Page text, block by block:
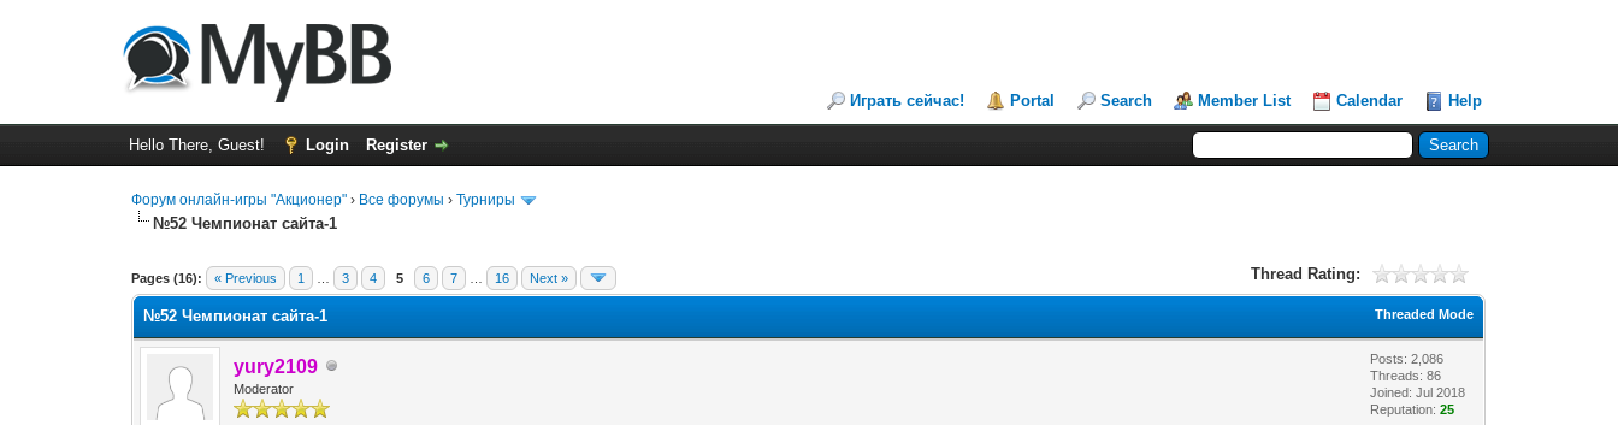
Играть сейчас! Portal Search Member List Calendar Help
Hello There, Guest! Login Register
Форум онлайн-игры "Акционер" › Все форумы ›Турниры
№52 Чемпионат сайта-1
Pages (16): « Previous 1 3 4 5 6 7 16 Next » Thread Rating:
0 Vote(s) - 0 Average
1
2
3
4
5
Threaded Mode
№52 Чемпионат сайта-1
yury2109
Moderator
Posts: 2,086
Threads: 86
Joined: Jul 2018
Reputation:25